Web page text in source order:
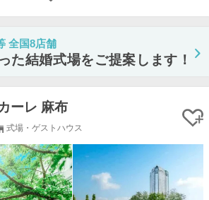
全国8店舗
た結婚式場をご提案します！
ーレ 麻布
式場・ゲストハウス